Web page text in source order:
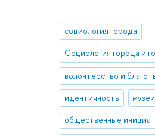
социология города
идентичность музеи